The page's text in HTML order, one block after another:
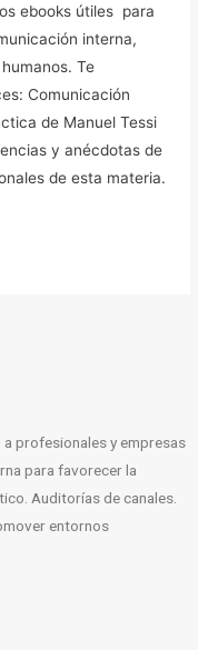
ebooks útiles para
interna,
Te
Comunicación
de Manuel Tessi
y anécdotas de
de esta materia.
profesionales y empresas
para favorecer la
Auditorías de canales.
entornos